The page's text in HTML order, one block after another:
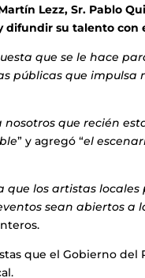
Lezz, Sr. Pablo
difundir su talento con
que se le hace
públicas que
que recién
” y agregó “el
que los artistas locales
sean abiertos a
que el Gobierno del